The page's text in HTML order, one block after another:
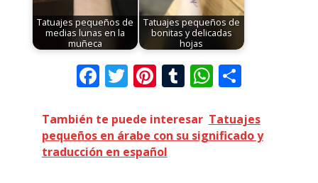
Tatuajes pequeños de
medias lunas en la
muñeca
Tatuajes pequeños de
bonitas y delicadas
hojas
F
e
b
o
T
itt
er
Pi
er
e
st
T
m
bl
W
at
s
m
p
También te puede interesar Tatuajes
pequeños en árabe con su significado y
traducción en español